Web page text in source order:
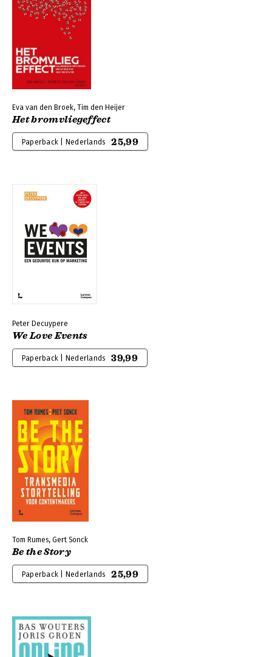
Eva van den Broek, Tim den Heijer
Het bromvliegeffect
Paperback | Nederlands 25,99
Peter Decuypere
We Love Events
Paperback | Nederlands 39,99
Tom Rumes, Gert Sonck
Be the Story
Paperback | Nederlands 25,99